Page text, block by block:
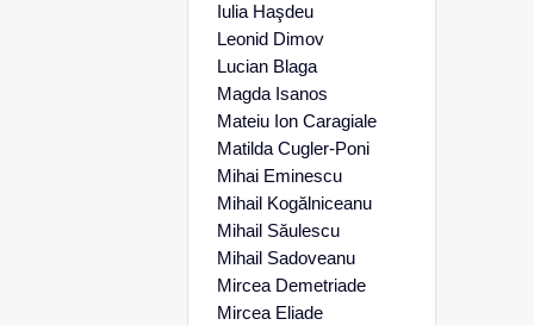
Iulia Haşdeu
Leonid Dimov
Lucian Blaga
Magda Isanos
Mateiu Ion Caragiale
Matilda Cugler-Poni
Mihai Eminescu
Mihail Kogălniceanu
Mihail Săulescu
Mihail Sadoveanu
Mircea Demetriade
Mircea Eliade